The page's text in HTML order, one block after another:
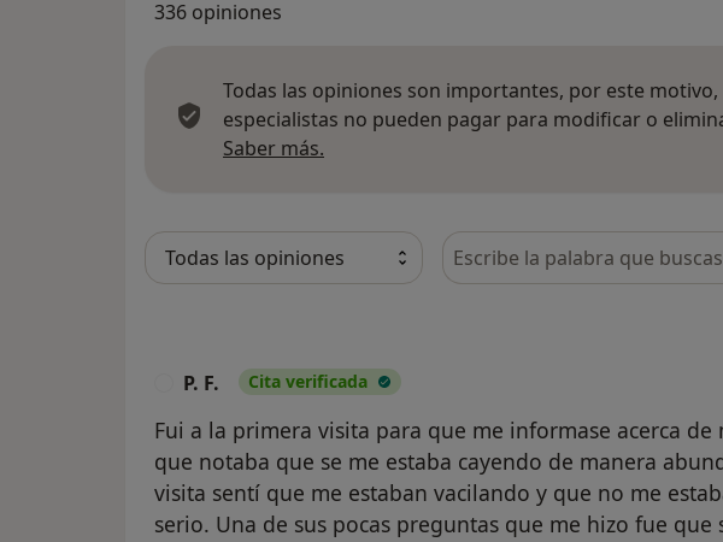
336 opiniones
Todas las opiniones son importantes, por este motivo,
especialistas no pueden pagar para modificar o
Saber más.
Busca en opiniones
P. F. Cita verificada
Fui a la primera visita para que me informase acerca de
que notaba que se me estaba cayendo de manera
visita sentí que me estaban vacilando y que no me
serio. Una de sus pocas preguntas que me hizo fue que